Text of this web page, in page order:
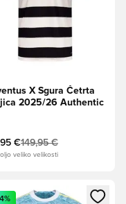
X Sgura Četrta
2025/26 Authentic
€149,95 €
veliko velikosti
Modal za prijavo ali